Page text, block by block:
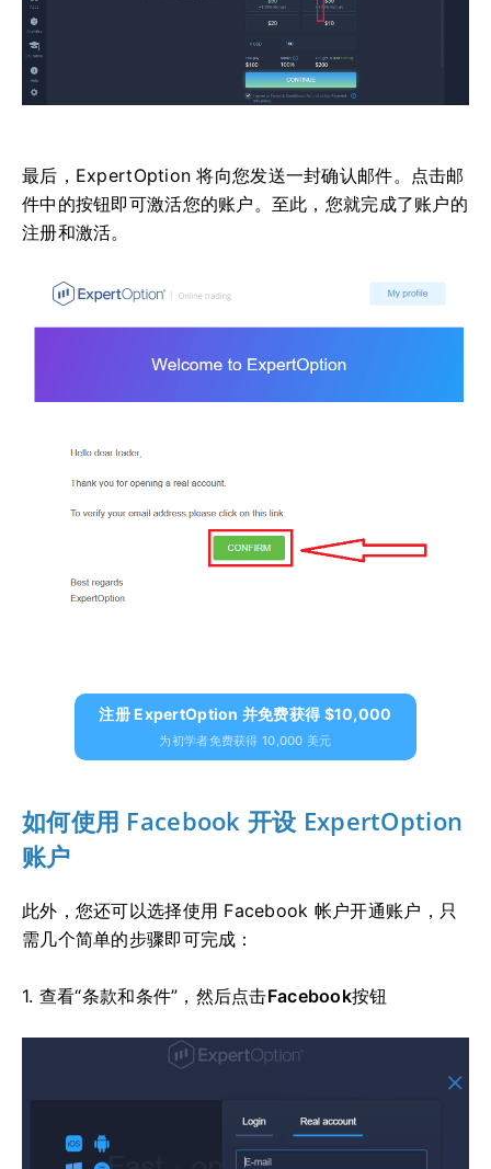
最后，ExpertOption 将向您发送一封确认邮件。点击邮
件中的按钮即可激活您的账户。至此，您就完成了账户的
注册和激活。
注册 ExpertOption 并免费获得 $10,000
为初学者免费获得 10,000 美元
如何使用 Facebook 开设 ExpertOption
账户
此外，您还可以选择使用 Facebook 帐户开通账户，只
需几个简单的步骤即可完成：
1. 查看“条款和条件”，然后点击Facebook按钮